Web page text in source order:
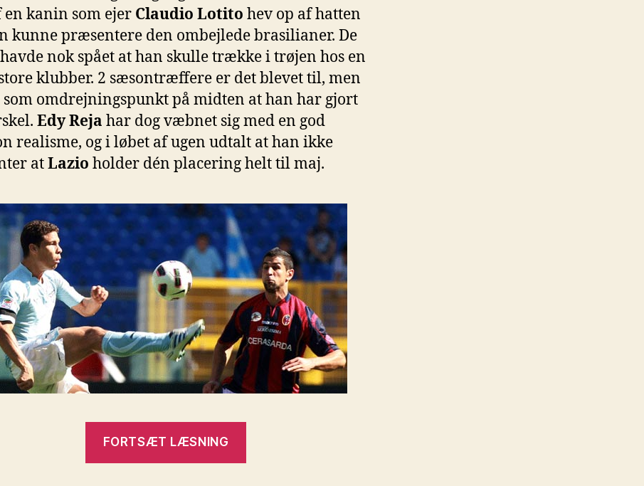
kanin som ejer Claudio Lotito hev op af hatten
kunne præsentere den ombejlede brasilianer. De
nok spået at han skulle trække i trøjen hos en
klubber. 2 sæsontræffere er det blevet til, men
som omdrejningspunkt på midten at han har gjort
Edy Reja har dog væbnet sig med en god
realisme, og i løbet af ugen udtalt at han ikke
atLazio holder dén placering helt til maj.
FORTSÆT LÆSNING